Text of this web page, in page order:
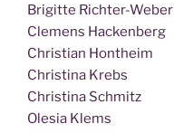
Bri­git­te Richter-Weber
Cle­mens Hackenberg
Chris­ti­an Hontheim
Chris­ti­na Krebs
Chris­ti­na Schmitz
Ole­sia Klems